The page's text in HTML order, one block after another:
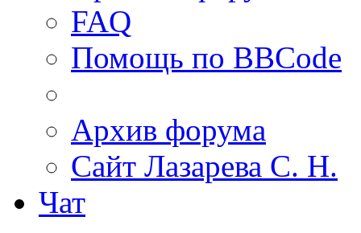
FAQ
Помощь по BBCode
Архив форума
Сайт Лазарева С. Н.
Чат